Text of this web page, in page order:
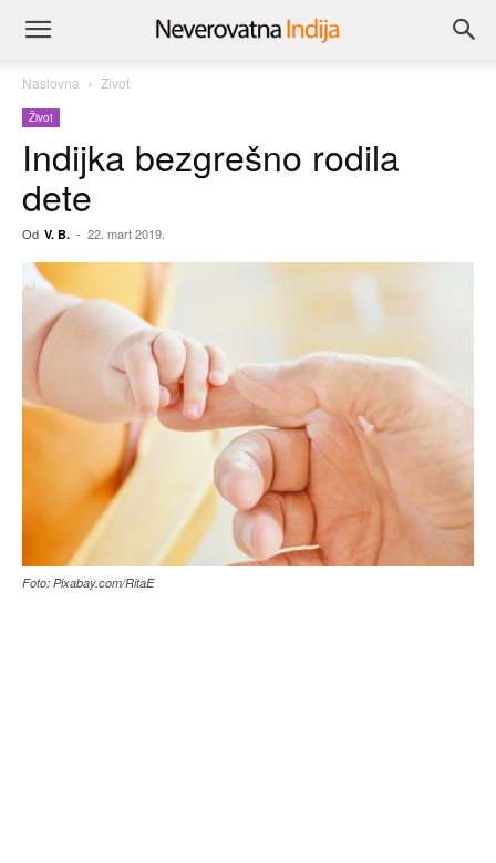
Naslovna Život
Život
Indijka bezgrešno rodila
dete
Od V. B. - 22. mart 2019.
Foto: Pixabay.com/RitaE